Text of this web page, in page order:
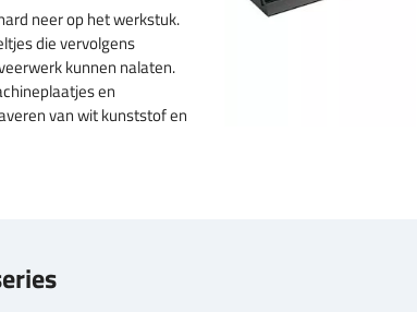
neer op het werkstuk.
die vervolgens
kunnen nalaten.
en
van wit kunststof en